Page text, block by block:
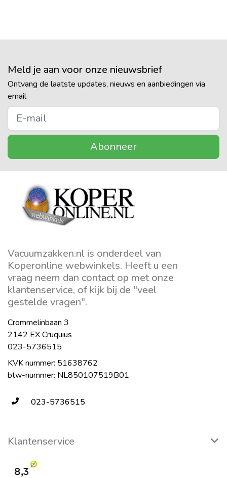
Meld je aan voor onze nieuwsbrief
Ontvang de laatste updates, nieuws en aanbiedingen via
email
Abonneer
Vacuumzakken.nl is onderdeel van
Koperonline webwinkels. Heeft u een
vraag neem dan contact op met onze
klantenservice, of kijk bij de "veel
gestelde vragen".
Crommelinbaan 3
2142 EX Cruquius
023-5736515
KVK nummer: 51638762
btw-nummer: NL850107519B01
023-5736515
Klantenservice